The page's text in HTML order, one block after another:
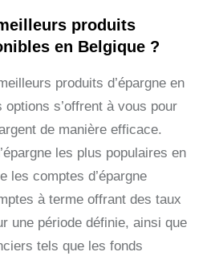
produits
en Belgique ?
produits d’épargne en
options s’offrent à vous pour
de manière efficace.
les plus populaires en
les comptes d’épargne
à terme offrant des taux
une période définie, ainsi que
tels que les fonds